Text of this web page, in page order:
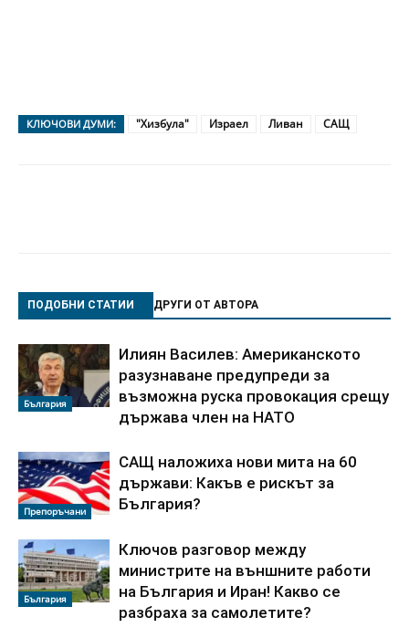
КЛЮЧОВИ ДУМИ: "Хизбула" Израел Ливан САЩ
ПОДОБНИ СТАТИИ ДРУГИ ОТ АВТОРА
България
Илиян Василев: Американското
разузнаване предупреди за
възможна руска провокация срещу
държава член на НАТО
Препоръчани
САЩ наложиха нови мита на 60
държави: Какъв е рискът за
България?
България
Ключов разговор между
министрите на външните работи
на България и Иран! Какво се
разбраха за самолетите?